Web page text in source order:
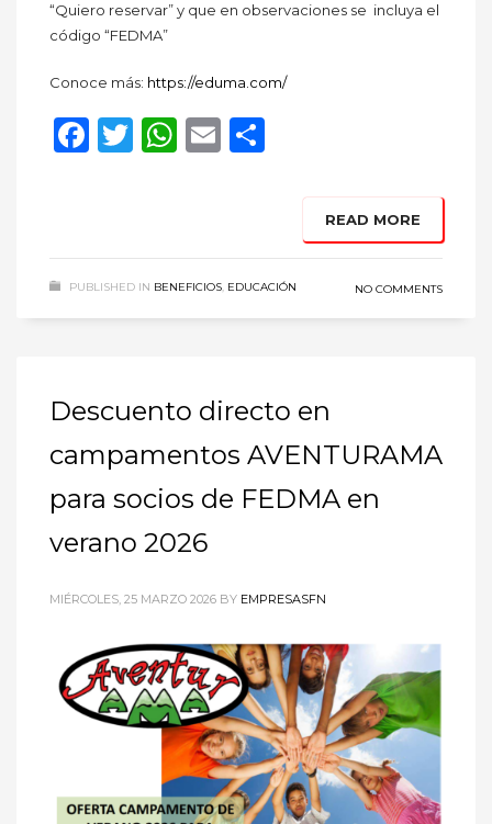
“Quiero reservar” y que en observaciones se incluya el
código “FEDMA”
Conoce más: https://eduma.com/
Facebook
Twitter
WhatsApp
Email
READ MORE
PUBLISHED IN BENEFICIOS, EDUCACIÓN NO COMMENTS
Descuento directo en
campamentos AVENTURAMA
para socios de FEDMA en
verano 2026
MIÉRCOLES, 25 MARZO 2026 BY EMPRESASFN